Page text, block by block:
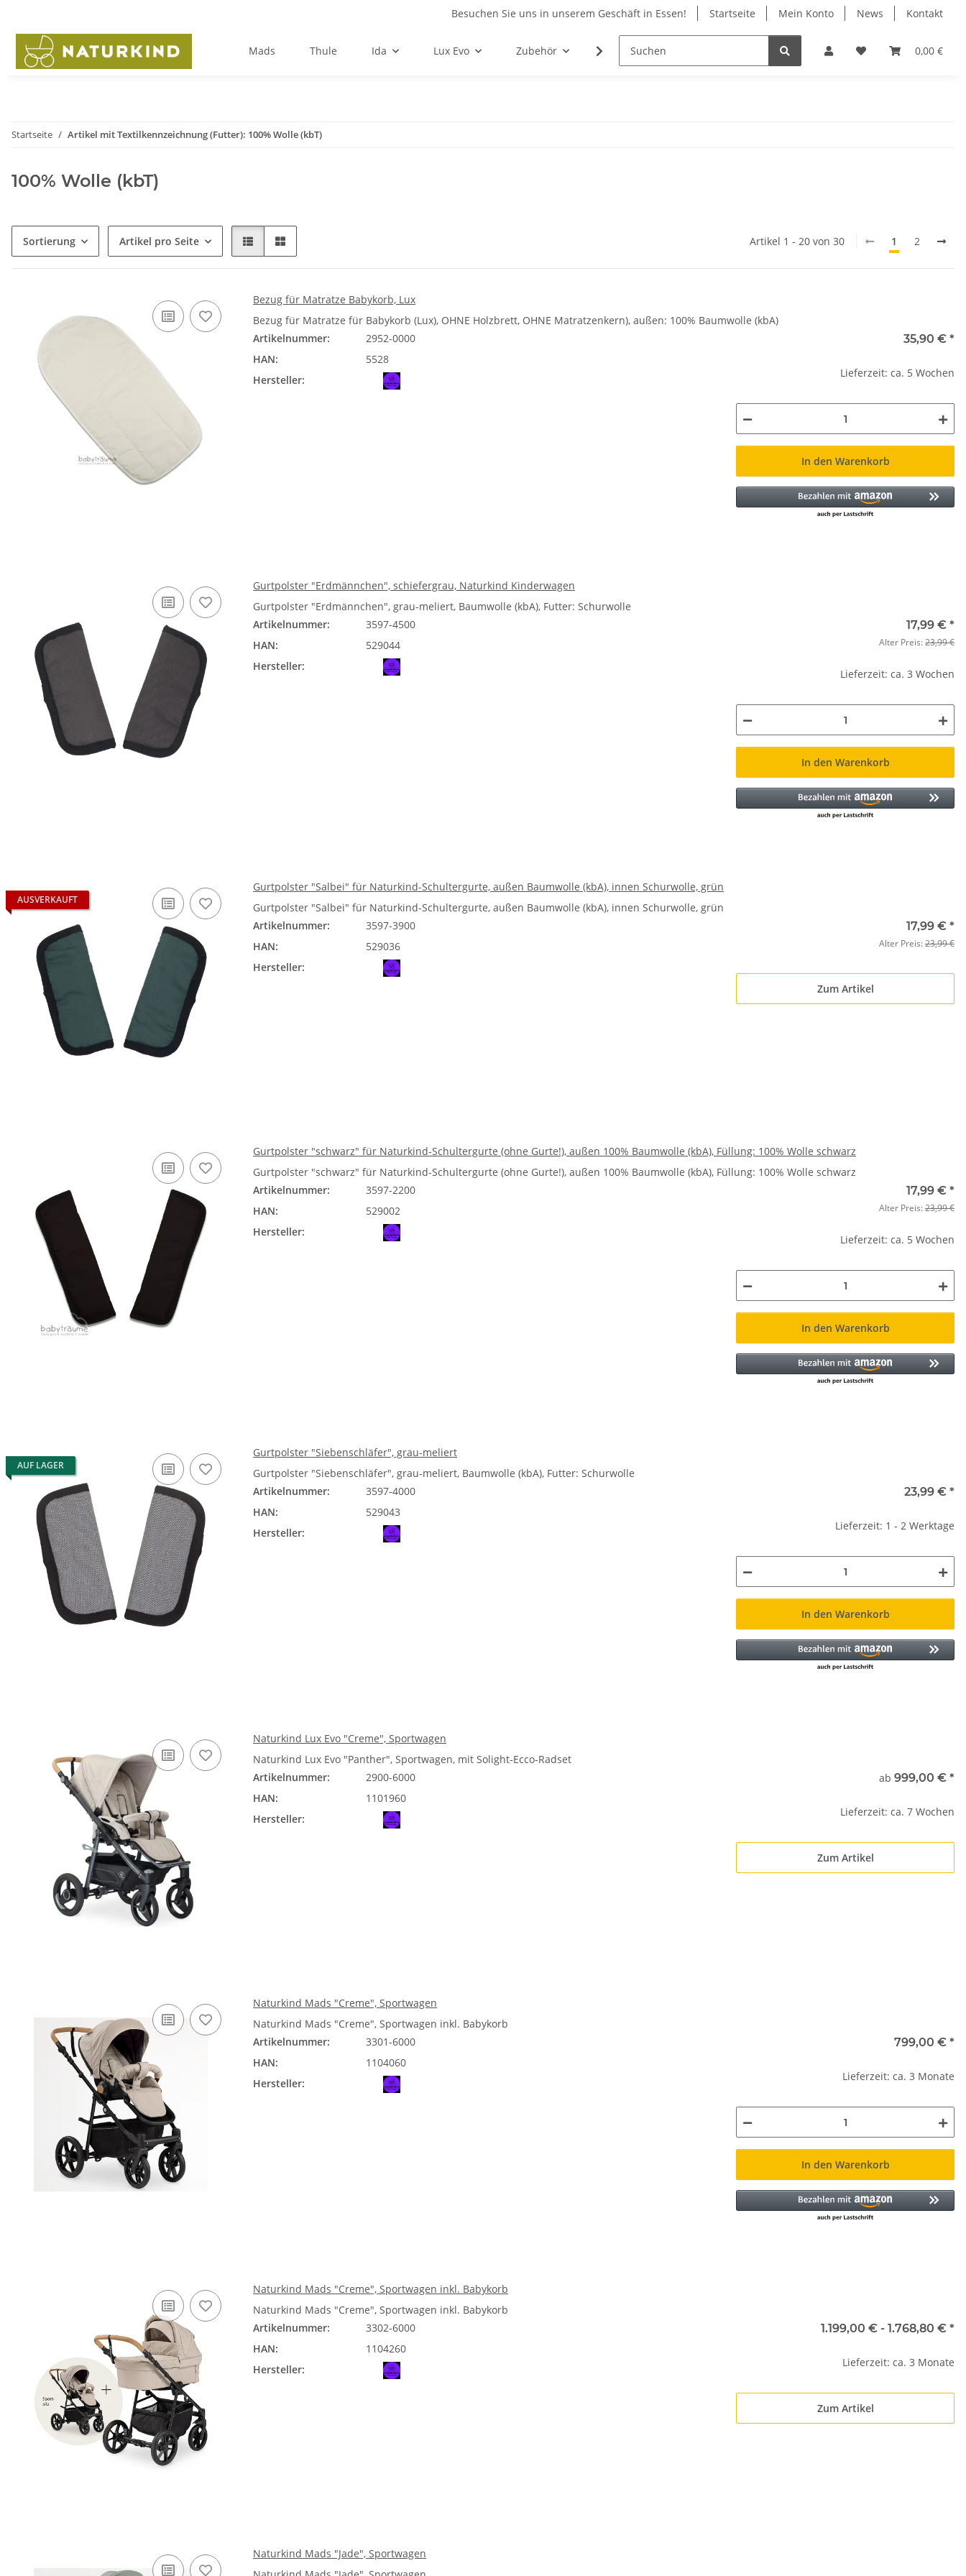
Besuchen Sie uns in unserem Geschäft in Essen! Startseite Mein Konto News Kontakt
0,00 €
Mads Thule Ida Lux Evo Zubehör Ersatzteile Geschäft in Essen
Startseite Artikel mit Textilkennzeichnung (Futter): 100% Wolle (kbT)
100% Wolle (kbT)
Sortierung Artikel pro Seite Artikel 1 - 20 von 30 1 2
Bezug für Matratze Babykorb, Lux
Bezug für Matratze für Babykorb (Lux), OHNE Holzbrett, OHNE Matratzenkern), außen: 100% Baumwolle (kbA)
Artikelnummer:
2952-0000
HAN:
5528
Hersteller:
35,90 € *
Lieferzeit: ca. 5 Wochen
In den Warenkorb
Gurtpolster "Erdmännchen", schiefergrau, Naturkind Kinderwagen
Gurtpolster "Erdmännchen", grau-meliert, Baumwolle (kbA), Futter: Schurwolle
Artikelnummer:
3597-4500
HAN:
529044
Hersteller:
17,99 € *
Alter Preis:23,99 €
Lieferzeit: ca. 3 Wochen
In den Warenkorb
AUSVERKAUFT
Gurtpolster "Salbei" für Naturkind-Schultergurte, außen Baumwolle (kbA), innen Schurwolle, grün
Gurtpolster "Salbei" für Naturkind-Schultergurte, außen Baumwolle (kbA), innen Schurwolle, grün
Artikelnummer:
3597-3900
HAN:
529036
Hersteller:
17,99 € *
Alter Preis:23,99 €
Zum Artikel
Gurtpolster "schwarz" für Naturkind-Schultergurte (ohne Gurte!), außen 100% Baumwolle (kbA), Füllung: 100% Wolle schwarz
Gurtpolster "schwarz" für Naturkind-Schultergurte (ohne Gurte!), außen 100% Baumwolle (kbA), Füllung: 100% Wolle schwarz
Artikelnummer:
3597-2200
HAN:
529002
Hersteller:
17,99 € *
Alter Preis:23,99 €
Lieferzeit: ca. 5 Wochen
In den Warenkorb
AUF LAGER
Gurtpolster "Siebenschläfer", grau-meliert
Gurtpolster "Siebenschläfer", grau-meliert, Baumwolle (kbA), Futter: Schurwolle
Artikelnummer:
3597-4000
HAN:
529043
Hersteller:
23,99 € *
Lieferzeit: 1 - 2 Werktage
In den Warenkorb
Naturkind Lux Evo "Creme", Sportwagen
Naturkind Lux Evo "Panther", Sportwagen, mit Solight-Ecco-Radset
Artikelnummer:
2900-6000
HAN:
1101960
Hersteller:
ab 999,00 € *
Lieferzeit: ca. 7 Wochen
Zum Artikel
Naturkind Mads "Creme", Sportwagen
Naturkind Mads "Creme", Sportwagen inkl. Babykorb
Artikelnummer:
3301-6000
HAN:
1104060
Hersteller:
799,00 € *
Lieferzeit: ca. 3 Monate
In den Warenkorb
Naturkind Mads "Creme", Sportwagen inkl. Babykorb
Naturkind Mads "Creme", Sportwagen inkl. Babykorb
Artikelnummer:
3302-6000
HAN:
1104260
Hersteller:
1.199,00 € - 1.768,80 € *
Lieferzeit: ca. 3 Monate
Zum Artikel
Naturkind Mads "Jade", Sportwagen